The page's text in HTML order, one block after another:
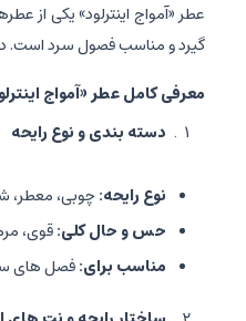
عطر «آمواج اینترلود» یکی از
گیرد و مناسب فصول سرد است. در
معرفی کامل عطر «آمواج
دسته بندی و نوع رایحه
نوع رایحه: چوبی، معطر،
حس و حال کلی:قوی،
مناسب برای:فصل های